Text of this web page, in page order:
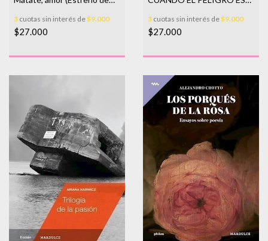
3 cuotas sin interés de$9.000
$27.000
FELICES
3 cuotas sin interés de$9.000
$27.000